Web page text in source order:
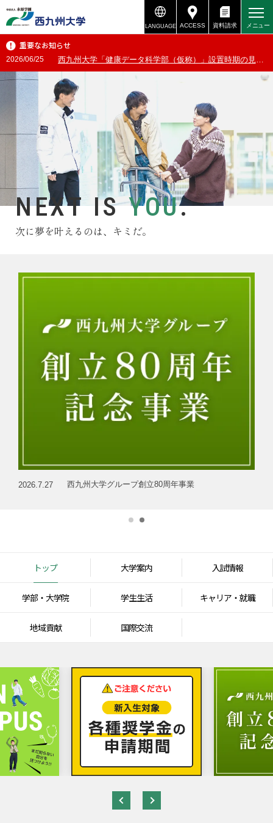
資料請求
メニュー
LANGUAGE 資料請求
ACCESS
重要なお知らせ
2026/03/30 各種教員免許状及び各国家資格のための実習希望者の皆さまへ
2026.7.27 西九州大学グループ創立80周年事業
NEXT ISYOU.
次に夢を叶えるのは、キミだ。
トップ 大学案内 入試情報
学部・大学院 学生生活 キャリア・就職
地域貢献 国際交流